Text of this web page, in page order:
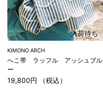
入荷待ち
KIMONO ARCH
へこ帯 ラッフル アッシュブル
ー
19,800円 （税込）